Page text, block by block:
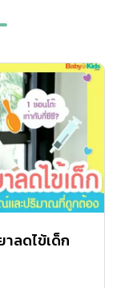
ลดไข้เด็ก